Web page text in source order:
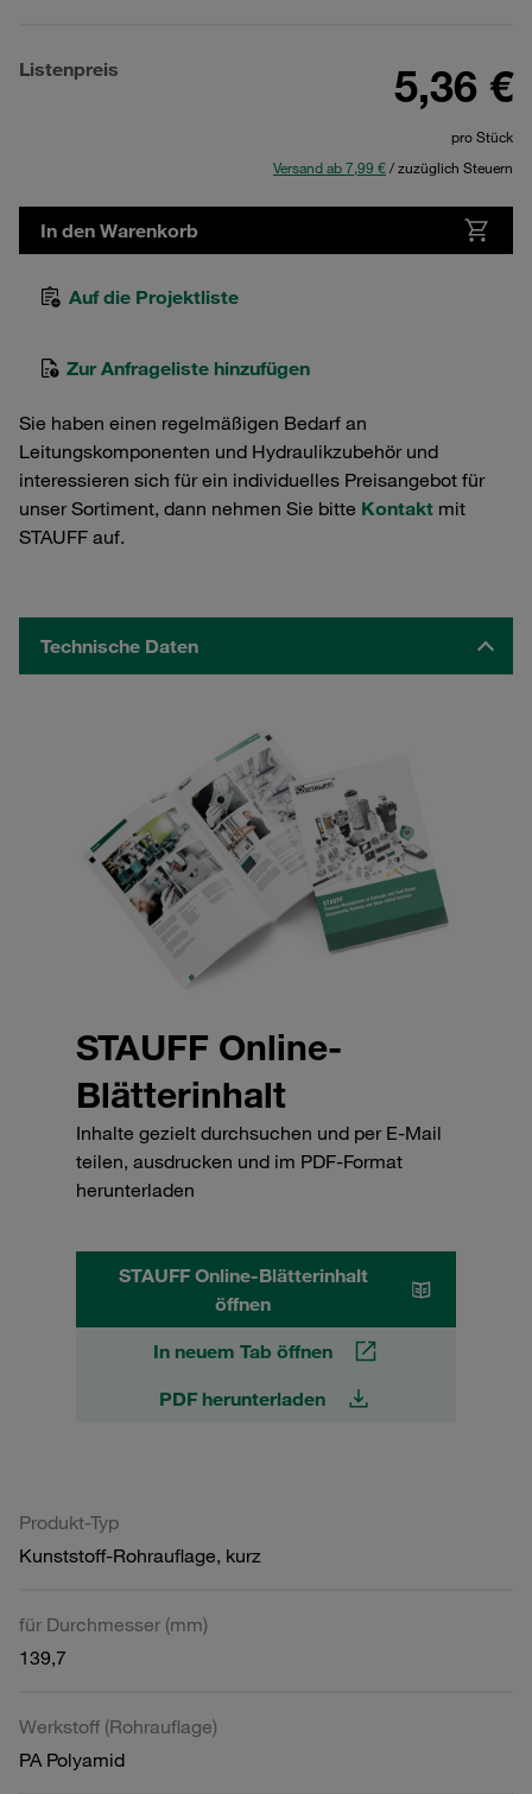
Listenpreis 5,36 €
pro Stück
Versand ab 7,99 €/ zuzüglich Steuern
In den Warenkorb
Auf die Projektliste
Zur Anfrageliste hinzufügen
Sie haben einen regelmäßigen Bedarf an
Leitungskomponenten und Hydraulikzubehör und
interessieren sich für ein individuelles Preisangebot für
unser Sortiment, dann nehmen Sie bitte Kontakt mit
STAUFF auf.
Technische Daten
STAUFF Online-
Blätterinhalt
Inhalte gezielt durchsuchen und per E-Mail
teilen, ausdrucken und im PDF-Format
herunterladen
STAUFF Online-Blätterinhalt
öffnen
In neuem Tab öffnen
PDF herunterladen
Produkt-Typ
Kunststoff-Rohrauflage, kurz
für Durchmesser (mm)
139,7
Werkstoff (Rohrauflage)
PA Polyamid